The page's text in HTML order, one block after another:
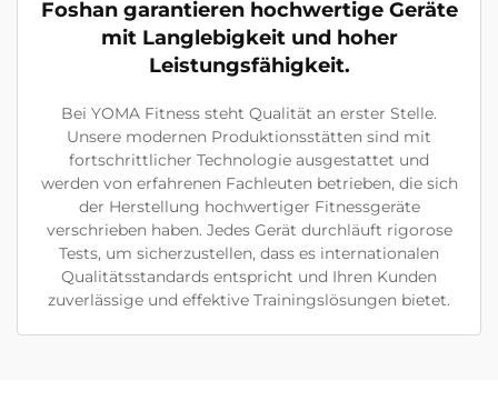
Foshan garantieren hochwertige Geräte
mit Langlebigkeit und hoher
Leistungsfähigkeit.
Bei YOMA Fitness steht Qualität an erster Stelle.
Unsere modernen Produktionsstätten sind mit
fortschrittlicher Technologie ausgestattet und
werden von erfahrenen Fachleuten betrieben, die sich
der Herstellung hochwertiger Fitnessgeräte
verschrieben haben. Jedes Gerät durchläuft rigorose
Tests, um sicherzustellen, dass es internationalen
Qualitätsstandards entspricht und Ihren Kunden
zuverlässige und effektive Trainingslösungen bietet.